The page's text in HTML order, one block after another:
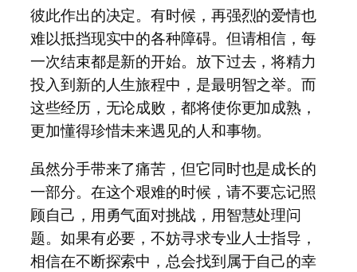
彼此作出的决定。有时候，再强烈的爱情也
难以抵挡现实中的各种障碍。但请相信，每
一次结束都是新的开始。放下过去，将精力
投入到新的人生旅程中，是最明智之举。而
这些经历，无论成败，都将使你更加成熟，
更加懂得珍惜未来遇见的人和事物。
虽然分手带来了痛苦，但它同时也是成长的
一部分。在这个艰难的时候，请不要忘记照
顾自己，用勇气面对挑战，用智慧处理问
题。如果有必要，不妨寻求专业人士指导，
相信在不断探索中，总会找到属于自己的幸